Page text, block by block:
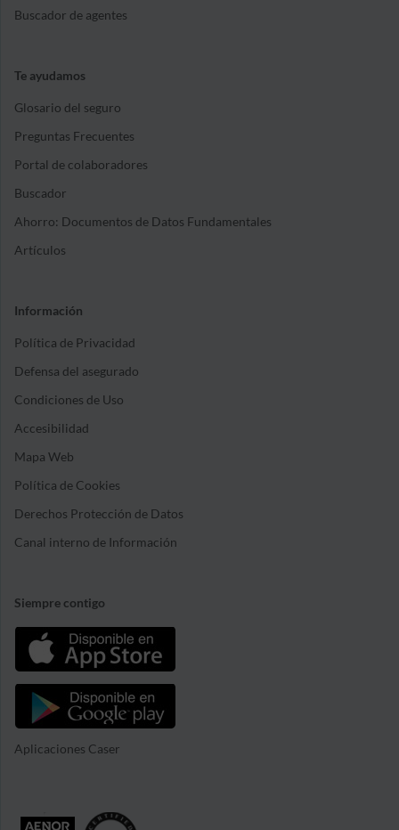
Buscador de agentes
Te ayudamos
Glosario del seguro
Preguntas Frecuentes
Portal de colaboradores
Buscador
Ahorro: Documentos de Datos Fundamentales
Artículos
Información
Política de Privacidad
Defensa del asegurado
Condiciones de Uso
Accesibilidad
Mapa Web
Política de Cookies
Derechos Protección de Datos
Canal interno de Información
Siempre contigo
Aplicaciones Caser